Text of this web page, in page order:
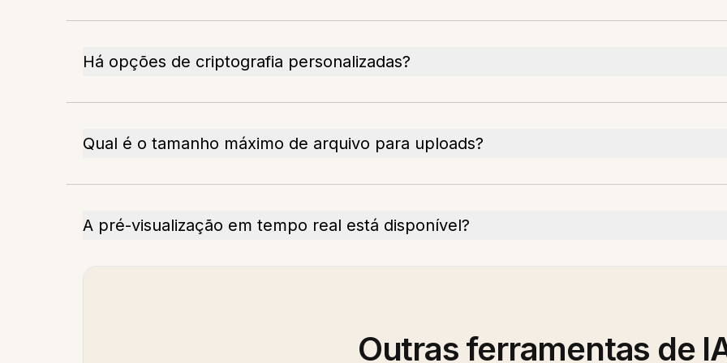
Há opções de criptografia personalizadas?
Qual é o tamanho máximo de arquivo para uploads?
A pré-visualização em tempo real está disponível?
Outras ferramentas de